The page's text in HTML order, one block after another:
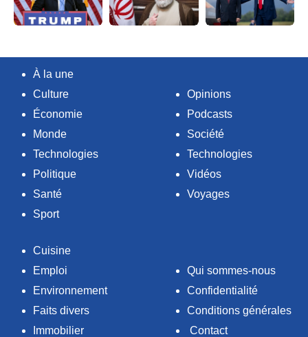
À la une
Culture
Économie
Monde
Technologies
Politique
Santé
Sport
Opinions
Podcasts
Société
Technologies
Vidéos
Voyages
Cuisine
Emploi
Environnement
Faits divers
Immobilier
Qui sommes-nous
Confidentialité
Conditions générales
Contact